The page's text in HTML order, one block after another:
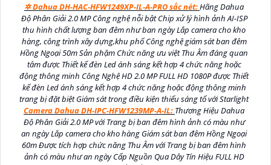
✲ Dahua DH-HAC-HFW1249XP-IL-A-PRO sắc nét:Hãng Dahua
Độ Phân Giải 2.0 MP Công nghệ nỗi bật Chip xử lý hình ảnh AI-ISP
thu hình chất lượng ban đêm như ban ngày Lắp camera cho kho
hàng, công trình xây dựng,khu phố Công nghệ giám sát ban đêm
Hồng Ngoại 50m Sản phậm Chức năng ưu việt Thu Âm đáng quan
tâm được Thiết kế đèn Led ánh sáng kết hợp 4 chức năng hoặc
động thông minh Công Nghệ HD 2.0 MP FULL HD 1080P được Thiết
kế đèn Led ánh sáng kết hợp 4 chức năng hoặc động thông minh
trang bị đặt biệt Giám sát trong điều kiện thiếu sáng tố với Starlight
Camera Dahua DH-IPC-HFW1239MP-A-IL: Thương Hiệu Dahua
Độ Phân Giải 2.0 MP với Trang bị ban đêm hình ảnh có màu như
an ngày Lắp camera cho kho hàng Giám sát ban đêm Hồng Ngoại
60m Được tích hợp chức năng Thu Âm với Trang bị ban đêm hình
ảnh có màu như an ngày Cấp Nguồn Qua Dây Tín Hiệu FULL HD